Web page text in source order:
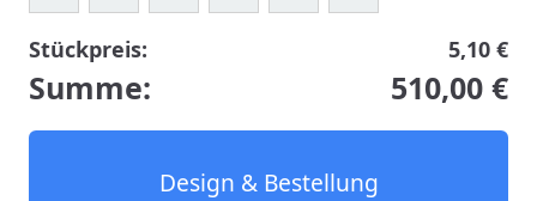
Stückpreis: 5,10 €
Summe: 510,00 €
Design & Bestellung